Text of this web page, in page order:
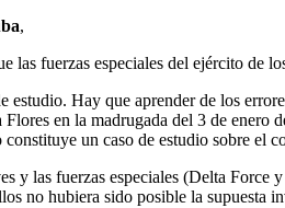
,
las fuerzas especiales del ejército de
estudio. Hay que aprender de los
en la madrugada del 3 de
constituye un caso de estudio sobre
y las fuerzas especiales (Delta
no hubiera sido posible la supuesta